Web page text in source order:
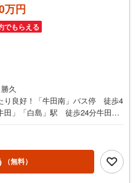
万円
でもらえる
久
良好！「牛田南」バス停 徒歩4
田」「白島」駅 徒歩24分牛田は
※本物件は建築基準法に定め
原則、建物の建築・増築・改築
を得て建築基準法43条2項2号の
物の建築・増築・改築が可能・駐
（無料）